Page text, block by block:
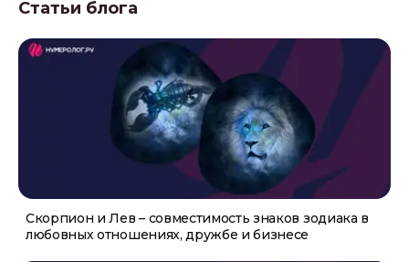
Статьи блога
Скорпион и Лев – совместимость знаков зодиака в
любовных отношениях, дружбе и бизнесе